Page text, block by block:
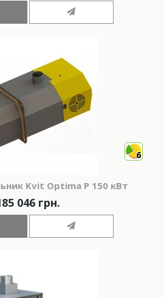
6
Kvit Optima P 150 кВт
046 грн.